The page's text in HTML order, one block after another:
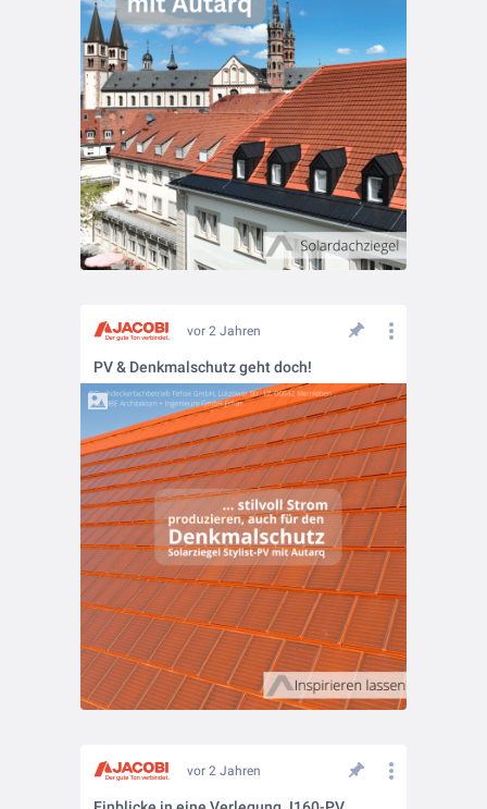
vor 2 Jahren
PV & Denkmalschutz geht doch!
vor 2 Jahren